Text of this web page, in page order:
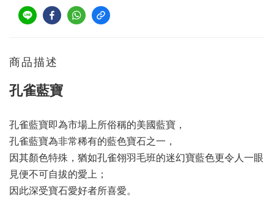
商品描述
孔雀藍寶
孔雀藍寶即為市場上所俗稱的美國藍寶，
孔雀藍寶為非常稀有的藍色寶石之一，
因其顏色特殊，猶如孔雀翎羽毛班的迷幻寶藍色更令人一眼
見便不可自拔的愛上；
因此深受寶石愛好者所喜愛。